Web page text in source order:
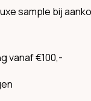
sample bij
vanaf €100,-